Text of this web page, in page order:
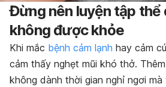
Đừng nên luyện tập thể
không được khỏe
Khi mắc bệnh cảm lạnh hay cảm
cảm thấy nghẹt mũi khó thở.
không dành thời gian nghỉ ngơi